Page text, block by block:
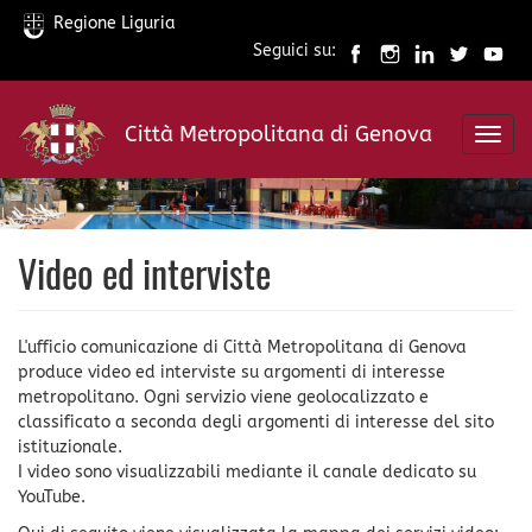
Salta
contenuto
principale
Regione Liguria
Seguici su:
Città Metropolitana di Genova
Video ed interviste
L'ufficio comunicazione di Città Metropolitana di Genova
produce video ed interviste su argomenti di interesse
metropolitano. Ogni servizio viene geolocalizzato e
classificato a seconda degli argomenti di interesse del sito
istituzionale.
I video sono visualizzabili mediante il canale dedicato su
YouTube.